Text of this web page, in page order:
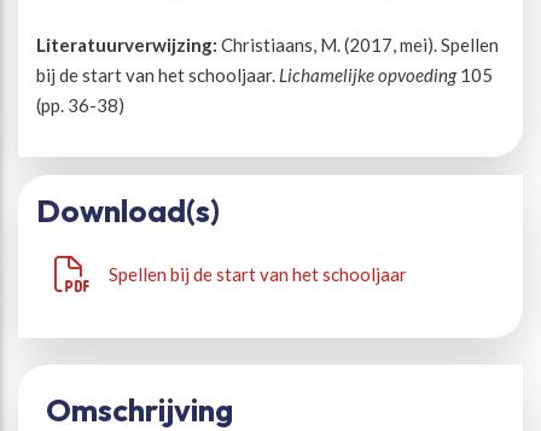
Literatuurverwijzing: Christiaans, M. (2017, mei). Spellen
bij de start van het schooljaar. Lichamelijke opvoeding105
(pp. 36-38)
Download(s)
Spellen bij de start van het schooljaar
Omschrijving
Kansengelijkheid
Paralympische topsport
Esports, gaming en gamification
Persvoorlichting en Public Affairs